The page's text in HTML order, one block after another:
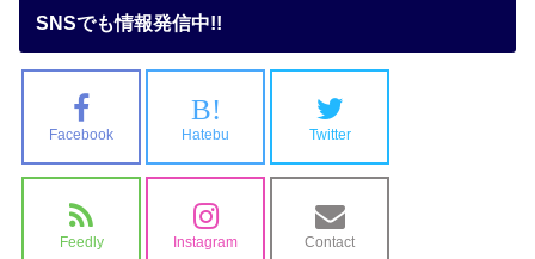
SNSでも情報発信中!!
Facebook
B!
Hatebu Twitter
Feedly Instagram Contact